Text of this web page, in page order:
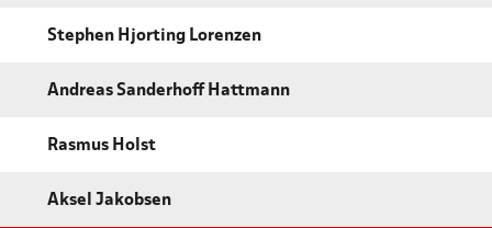
Stephen Hjorting Lorenzen
Andreas Sanderhoff Hattmann
Rasmus Holst
Aksel Jakobsen